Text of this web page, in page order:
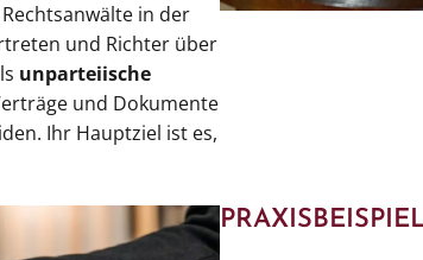
in der
und Richter über
unparteiische
und Dokumente
Ihr Hauptziel ist es,